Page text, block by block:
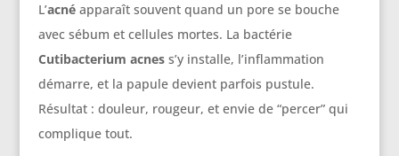
L’acnéapparaît souvent quand un pore se bouche
avec sébum et cellules mortes. La bactérie
Cutibacterium acness’y installe, l’inflammation
démarre, et la papule devient parfois pustule.
Résultat : douleur, rougeur, et envie de “percer” qui
complique tout.